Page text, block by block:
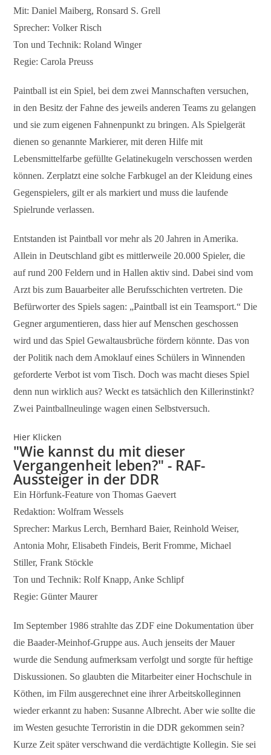
Mit: Daniel Maiberg, Ronsard S. Grell
Sprecher: Volker Risch
Ton und Technik: Roland Winger
Regie: Carola Preuss
Paintball ist ein Spiel, bei dem zwei Mannschaften versuchen,
in den Besitz der Fahne des jeweils anderen Teams zu gelangen
und sie zum eigenen Fahnenpunkt zu bringen. Als Spielgerät
dienen so genannte Markierer, mit deren Hilfe mit
Lebensmittelfarbe gefüllte Gelatinekugeln verschossen werden
können. Zerplatzt eine solche Farbkugel an der Kleidung eines
Gegenspielers, gilt er als markiert und muss die laufende
Spielrunde verlassen.
Entstanden ist Paintball vor mehr als 20 Jahren in Amerika.
Allein in Deutschland gibt es mittlerweile 20.000 Spieler, die
auf rund 200 Feldern und in Hallen aktiv sind. Dabei sind vom
Arzt bis zum Bauarbeiter alle Berufsschichten vertreten. Die
Befürworter des Spiels sagen: „Paintball ist ein Teamsport.“ Die
Gegner argumentieren, dass hier auf Menschen geschossen
wird und das Spiel Gewaltausbrüche fördern könnte. Das von
der Politik nach dem Amoklauf eines Schülers in Winnenden
geforderte Verbot ist vom Tisch. Doch was macht dieses Spiel
denn nun wirklich aus? Weckt es tatsächlich den Killerinstinkt?
Zwei Paintballneulinge wagen einen Selbstversuch.
Hier Klicken
"Wie kannst du mit dieser
Vergangenheit leben?" - RAF-
Aussteiger in der DDR
Ein Hörfunk-Feature von Thomas Gaevert
Redaktion: Wolfram Wessels
Sprecher: Markus Lerch, Bernhard Baier, Reinhold Weiser,
Antonia Mohr, Elisabeth Findeis, Berit Fromme, Michael
Stiller, Frank Stöckle
Ton und Technik: Rolf Knapp, Anke Schlipf
Regie: Günter Maurer
Im September 1986 strahlte das ZDF eine Dokumentation über
die Baader-Meinhof-Gruppe aus. Auch jenseits der Mauer
wurde die Sendung aufmerksam verfolgt und sorgte für heftige
Diskussionen. So glaubten die Mitarbeiter einer Hochschule in
Köthen, im Film ausgerechnet eine ihrer Arbeitskolleginnen
wieder erkannt zu haben: Susanne Albrecht. Aber wie sollte die
im Westen gesuchte Terroristin in die DDR gekommen sein?
Kurze Zeit später verschwand die verdächtigte Kollegin. Sie sei